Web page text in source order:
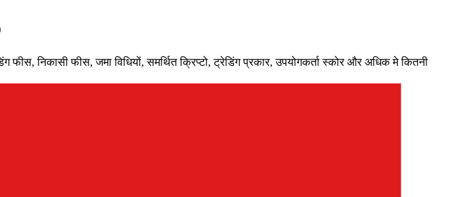
निकासी फीस, जमा विधियों, समर्थित क्रिप्टो, ट्रेडिंग प्रकार, उपयोगकर्ता स्कोर और अधिक मे कितनी